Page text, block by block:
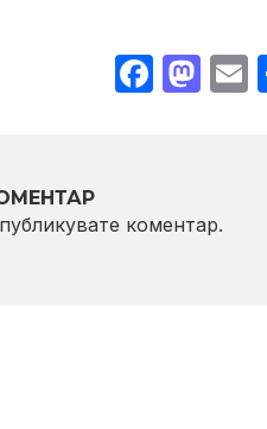
коментар.